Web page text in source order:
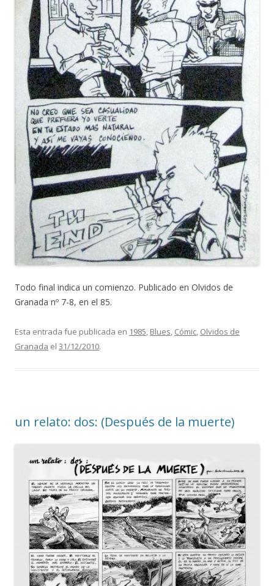
Todo final indica un comienzo. Publicado en Olvidos de
Granada nº 7-8, en el 85.
Esta entrada fue publicada en 1985, Blues, Cómic, Olvidos de
Granada el 31/12/2010.
un relato: dos: (Después de la muerte)